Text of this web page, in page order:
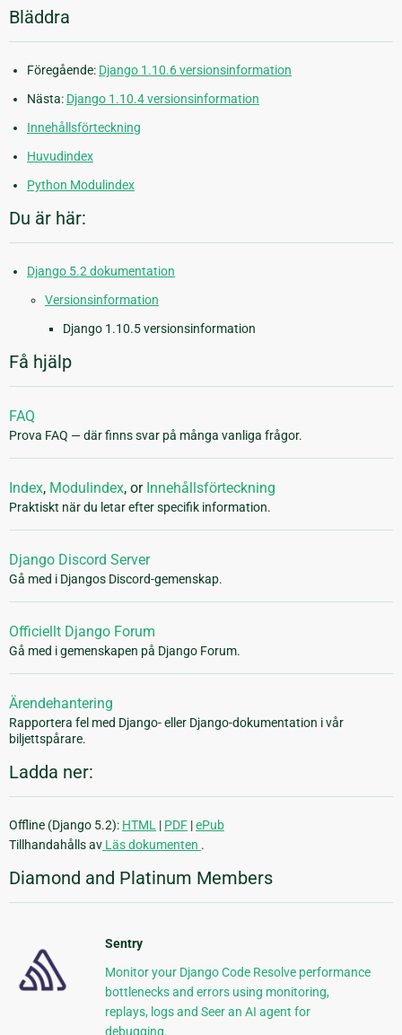
Bläddra
Föregående: Django 1.10.6 versionsinformation
Nästa: Django 1.10.4 versionsinformation
Innehållsförteckning
Huvudindex
Python Modulindex
Du är här:
Django 5.2 dokumentation
Versionsinformation
Django 1.10.5 versionsinformation
Få hjälp
FAQ
Prova FAQ — där finns svar på många vanliga frågor.
Index, Modulindex, or Innehållsförteckning
Praktiskt när du letar efter specifik information.
Django Discord Server
Gå med i Djangos Discord-gemenskap.
Officiellt Django Forum
Gå med i gemenskapen på Django Forum.
Ärendehantering
Rapportera fel med Django- eller Django-dokumentation i vår
biljettspårare.
Ladda ner:
Offline (Django 5.2): HTML | PDF |ePub
Tillhandahålls av Läs dokumenten .
Diamond and Platinum Members
Sentry
Monitor your Django Code Resolve performance
bottlenecks and errors using monitoring,
replays, logs and Seer an AI agent for
debugging.